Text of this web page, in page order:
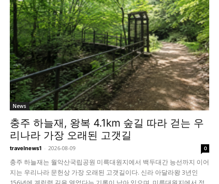
News
충주 하늘재, 왕복 4.1km 숲길 따라 걷는 우
리나라 가장 오래된 고갯길
travelnews1 - 2026-08-09 0
충주 하늘재는 월악산국립공원 미륵대원지에서 백두대간 능선까지 이어
지는 우리나라 문헌상 가장 오래된 고갯길이다. 신라 아달라왕 3년인